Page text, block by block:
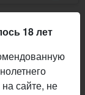
18 лет
сайте, не